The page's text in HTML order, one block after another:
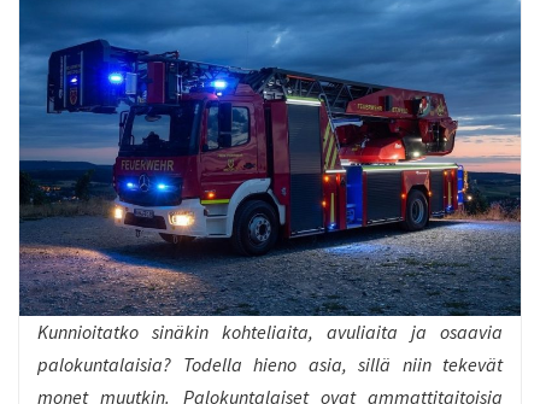
Kunnioitatko sinäkin kohteliaita, avuliaita ja osaavia
palokuntalaisia? Todella hieno asia, sillä niin tekevät
monet muutkin. Palokuntalaiset ovat ammattitaitoisia